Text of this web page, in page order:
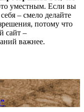
уместным. Если вы
– смело делайте
потому что
сайт –
важнее.